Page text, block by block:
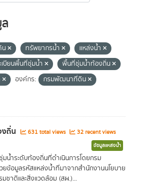
น ทรัพยากรน้ำ
แหล่งน้ำ
เบียนพื้นที่ชุ่มน้ำ
พื้นที่ชุ่มน้ำท้องถิ่น
องค์กร:
กรมพัฒนาที่ดิน
ถิ่น 631 total views 32 recent views
ข้อมูลแหล่งน้ำ
ำระดับท้องถิ่นที่ดำเนินการโดยกรม
ข้อมูลรหัสแหล่งน้ำที่มาจากสำนักงานนโยบาย
ชาติและสิ่งแวดล้อม (สผ.)...